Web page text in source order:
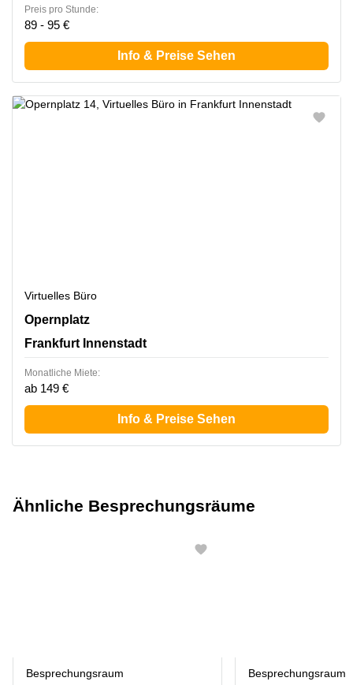
Preis pro Stunde:
89 - 95 €
Info & Preise Sehen
Virtuelles Büro
Opernplatz 14, Frankfurt Innenstadt
Opernplatz
Frankfurt Innenstadt
Monatliche Miete:
ab 149 €
Info & Preise Sehen
Ähnliche Besprechungsräume
Besprechungsraum Besprechungsraum